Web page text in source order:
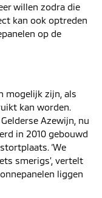
willen zodra die
kan ook optreden
op de
mogelijk zijn, als
kan worden.
Azewijn, nu
in 2010 gebouwd
‘We
smerigs’, vertelt
liggen